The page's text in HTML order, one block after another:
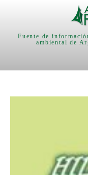
Fuente de
ambiental de